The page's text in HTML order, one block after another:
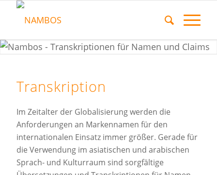
Transkription
Im Zeitalter der Globalisierung werden die
Anforderungen an Markennamen für den
internationalen Einsatz immer größer. Gerade für
die Verwendung im asiatischen und arabischen
Sprach- und Kulturraum sind sorgfältige